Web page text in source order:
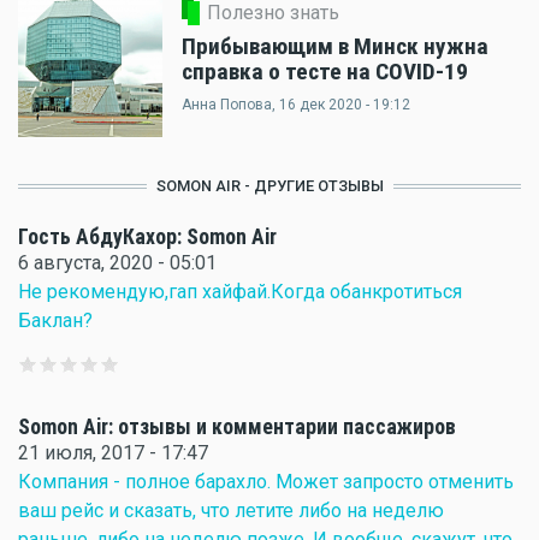
Полезно знать
Прибывающим в Минск нужна
справка о тесте на COVID-19
Анна Попова, 16 дек 2020 - 19:12
SOMON AIR - ДРУГИЕ ОТЗЫВЫ
Гость АбдуКахор: Somon Air
6 августа, 2020 - 05:01
Не рекомендую,гап хайфай.Когда обанкротиться
Баклан?
Somon Air: отзывы и комментарии пассажиров
21 июля, 2017 - 17:47
Компания - полное барахло. Может запросто отменить
ваш рейс и сказать, что летите либо на неделю